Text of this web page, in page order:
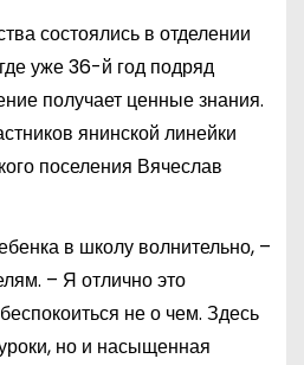
состоялись в отделении
уже 36-й год подряд
получает ценные знания.
янинской линейки
поселения Вячеслав
в школу волнительно, –
– Я отлично это
не о чем. Здесь
но и насыщенная